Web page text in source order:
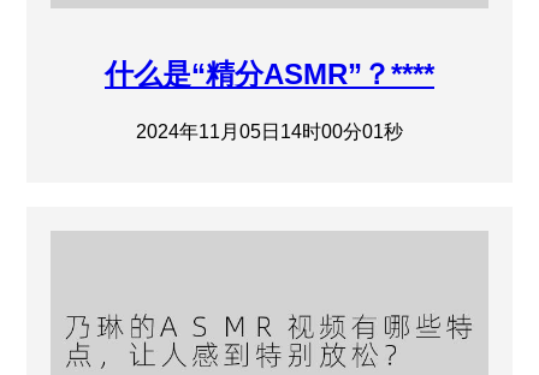
什么是“精分ASMR”？****
2024年11月05日14时00分01秒